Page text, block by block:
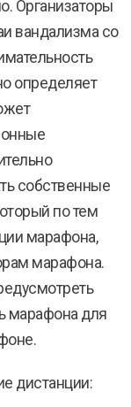
Организаторы
вандализма со
определяет
собственные
по тем
марафона,
марафона.
марафона для
дистанции: